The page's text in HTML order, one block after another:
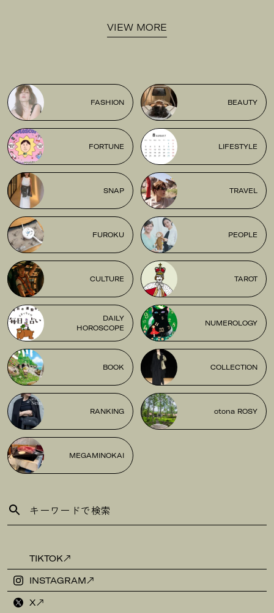
VIEW MORE
FASHION BEAUTY
FORTUNE LIFESTYLE
SNAP TRAVEL
FUROKU PEOPLE
CULTURE TAROT
DAILY
HOROSCOPE
NUMEROLOGY
BOOK COLLECTION
RANKING otona ROSY
MEGAMINOKAI
TIKTOK
INSTAGRAM
X